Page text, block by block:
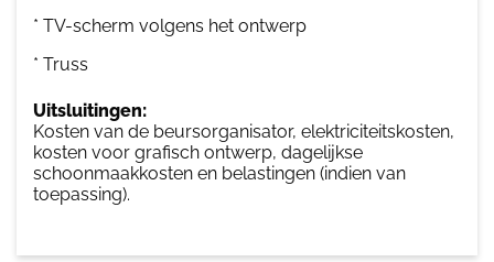
* TV-scherm volgens het ontwerp
* Truss
Uitsluitingen:
Kosten van de beursorganisator, elektriciteitskosten,
kosten voor grafisch ontwerp, dagelijkse
schoonmaakkosten en belastingen (indien van
toepassing).